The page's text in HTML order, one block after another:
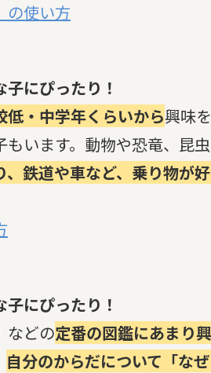
使い方
子にぴったり！
低・中学年くらいから興味
います。動物や恐竜、昆虫
、鉄道や車など、乗り物が
子にぴったり！
などの定番の図鑑にあまり
自分のからだについて「な